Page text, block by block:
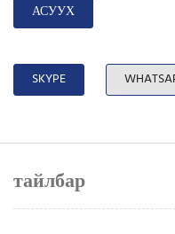
АСУУХ
SKYPE
тайлбар